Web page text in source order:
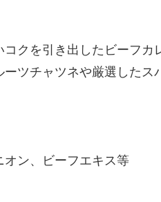
クを引き出したビーフカ
ツチャツネや厳選したス
オン、ビーフエキス等